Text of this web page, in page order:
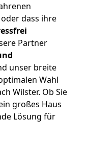
dass ihre
Partner
unser breite
Wahl
Wilster. Ob Sie
großes Haus
Lösung für